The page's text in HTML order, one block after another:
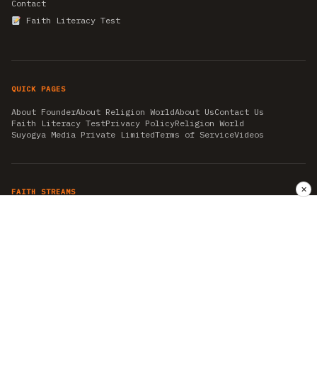
Contact
Faith Literacy Test
QUICK PAGES
About FounderAbout Religion WorldAbout UsContact Us
Faith Literacy TestPrivacy PolicyReligion World
Suyogya Media Private LimitedTerms of ServiceVideos
FAITH STREAMS ✕